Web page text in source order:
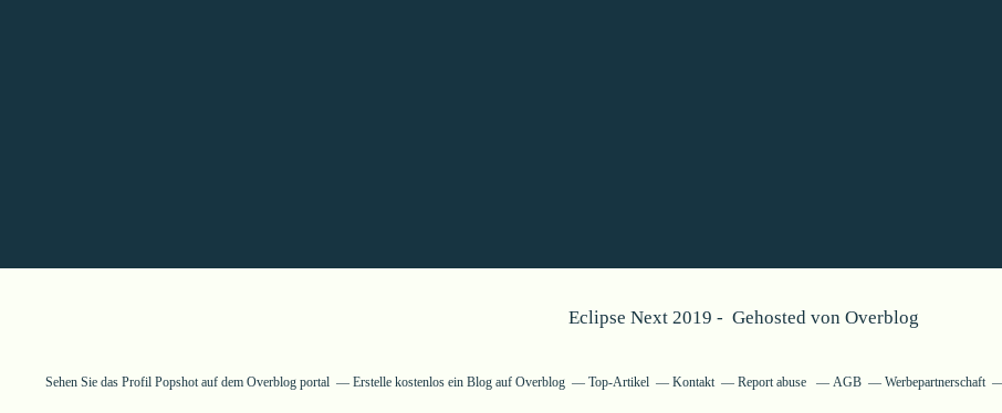
Eclipse Next 2019 - Gehosted von Overblog
Sehen Sie das Profil Popshotauf dem Overblog portal Erstelle kostenlos ein Blog auf Overblog Top-Artikel Kontakt Report abuse AGB Werbepartnerschaft